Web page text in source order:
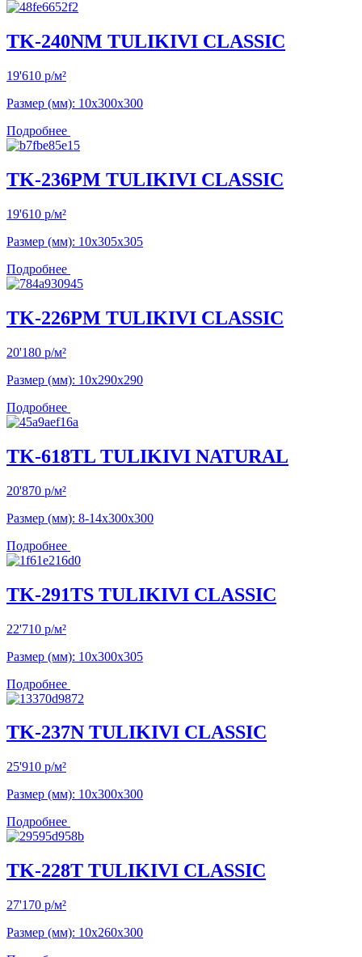
TK-240NM TULIKIVI CLASSIC
19'610 р/м²
Размер (мм): 10х300х300
Подробнее
TK-236PM TULIKIVI CLASSIC
19'610 р/м²
Размер (мм): 10х305х305
Подробнее
TK-226PM TULIKIVI CLASSIC
20'180 р/м²
Размер (мм): 10х290х290
Подробнее
TK-618TL TULIKIVI NATURAL
20'870 р/м²
Размер (мм): 8-14х300х300
Подробнее
TK-291TS TULIKIVI CLASSIC
22'710 р/м²
Размер (мм): 10х300х305
Подробнее
TK-237N TULIKIVI CLASSIC
25'910 р/м²
Размер (мм): 10х300х300
Подробнее
TK-228T TULIKIVI CLASSIC
27'170 р/м²
Размер (мм): 10х260х300